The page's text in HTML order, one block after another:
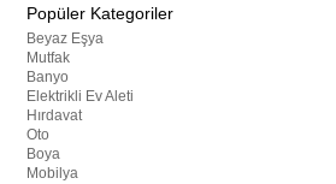
Popüler Kategoriler
Beyaz Eşya
Mutfak
Banyo
Elektrikli Ev Aleti
Hırdavat
Oto
Boya
Mobilya